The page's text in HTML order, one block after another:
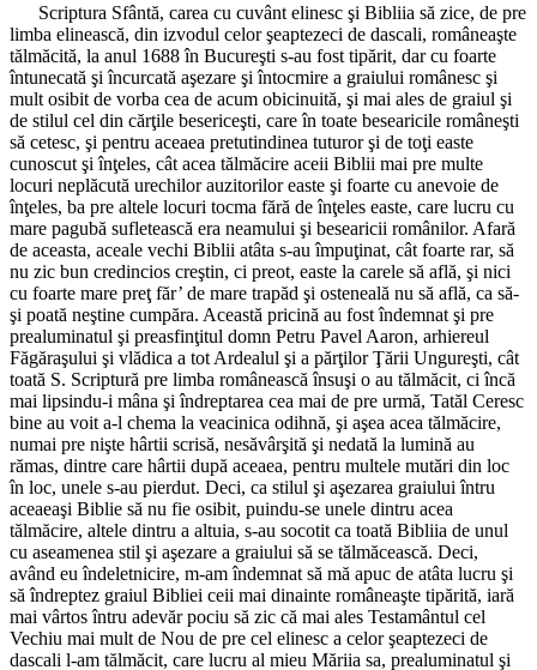
Scriptura Sfântă, carea cu cuvânt elinesc şi Bibliia să zice, de pre
limba elinească, din izvodul celor şeaptezeci de dascali, româneaşte
tălmăcită, la anul 1688 în Bucureşti s-au fost tipărit, dar cu foarte
întunecată şi încurcată aşezare şi întocmire a graiului românesc şi
mult osibit de vorba cea de acum obicinuită, şi mai ales de graiul şi
de stilul cel din cărţile besericeşti, care în toate besearicile româneşti
să cetesc, şi pentru aceaea pretutindinea tuturor şi de toţi easte
cunoscut şi înţeles, cât acea tălmăcire aceii Biblii mai pre multe
locuri neplăcută urechilor auzitorilor easte şi foarte cu anevoie de
înţeles, ba pre altele locuri tocma fără de înţeles easte, care lucru cu
mare pagubă sufletească era neamului şi besearicii românilor. Afară
de aceasta, aceale vechi Biblii atâta s-au împuţinat, cât foarte rar, să
nu zic bun credincios creştin, ci preot, easte la carele să află, şi nici
cu foarte mare preţ făr’ de mare trapăd şi osteneală nu să află, ca să-
şi poată neştine cumpăra. Această pricină au fost îndemnat şi pre
prealuminatul şi preasfinţitul domn Petru Pavel Aaron, arhiereul
Făgăraşului şi vlădica a tot Ardealul şi a părţilor Ţării Ungureşti, cât
toată S. Scriptură pre limba românească însuşi o au tălmăcit, ci încă
mai lipsindu-i mâna şi îndreptarea cea mai de pre urmă, Tatăl Ceresc
bine au voit a-l chema la veacinica odihnă, şi aşea acea tălmăcire,
numai pre nişte hârtii scrisă, nesăvârşită şi nedată la lumină au
rămas, dintre care hârtii după aceaea, pentru multele mutări din loc
în loc, unele s-au pierdut. Deci, ca stilul şi aşezarea graiului întru
aceaeaşi Biblie să nu fie osibit, puindu-se unele dintru acea
tălmăcire, altele dintru a altuia, s-au socotit ca toată Bibliia de unul
cu aseamenea stil şi aşezare a graiului să se tălmăcească. Deci,
având eu îndeletnicire, m-am îndemnat să mă apuc de atâta lucru şi
să îndreptez graiul Bibliei ceii mai dinainte româneaşte tipărită, iară
mai vârtos întru adevăr pociu să zic că mai ales Testamântul cel
Vechiu mai mult de Nou de pre cel elinesc a celor şeaptezeci de
dascali l-am tălmăcit, care lucru al mieu Măriia sa, prealuminatul şi